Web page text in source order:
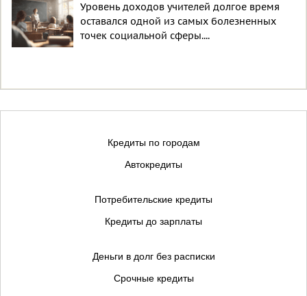
Уровень доходов учителей долгое время
оставался одной из самых болезненных
точек социальной сферы....
Кредиты по городам
Автокредиты
Потребительские кредиты
Кредиты до зарплаты
Деньги в долг без расписки
Срочные кредиты